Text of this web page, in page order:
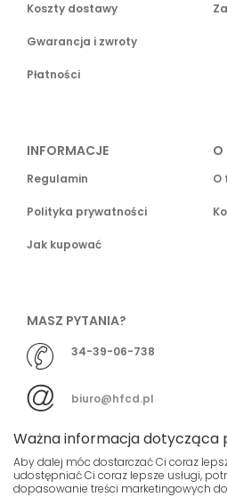
Koszty dostawy
Gwarancja i zwroty
Płatności
INFORMACJE
Regulamin
Polityka prywatności
Jak kupować
O
O
MASZ PYTANIA?
34-39-06-738
biuro@hfcd.pl
Ważna informacja dotycząca
Aby dalej móc dostarczać Ci coraz
udostępniać Ci coraz lepsze usługi,
dopasowanie treści marketingowych